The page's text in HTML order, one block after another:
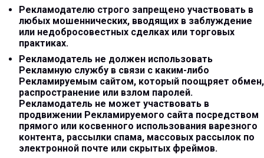
Рекламодателю строго запрещено участвовать в
любых мошеннических, вводящих в заблуждение
или недобросовестных сделках или торговых
практиках.
Рекламодатель не должен использовать
Рекламную службу в связи с каким-либо
Рекламируемым сайтом, который поощряет обмен,
распространение или взлом паролей.
Рекламодатель не может участвовать в
продвижении Рекламируемого сайта посредством
прямого или косвенного использования варезного
контента, рассылки спама, массовых рассылок по
электронной почте или скрытых фреймов.